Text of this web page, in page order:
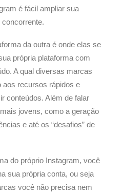
é fácil ampliar sua
da outra é onde elas se
própria plataforma com
A qual diversas marcas
aos recursos rápidos e
conteúdos. Além de falar
jovens, como a geração
e até os “desafios” de
do próprio Instagram, você
sua própria conta, ou seja
você não precisa nem